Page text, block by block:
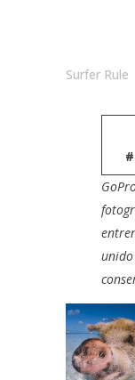
Surfer Rule